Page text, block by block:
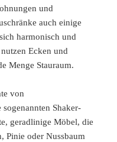
und
auch einige
harmonisch und
Ecken und
Menge Stauraum.
von
Shaker-
geradlinige Möbel, die
Pinie oder Nussbaum